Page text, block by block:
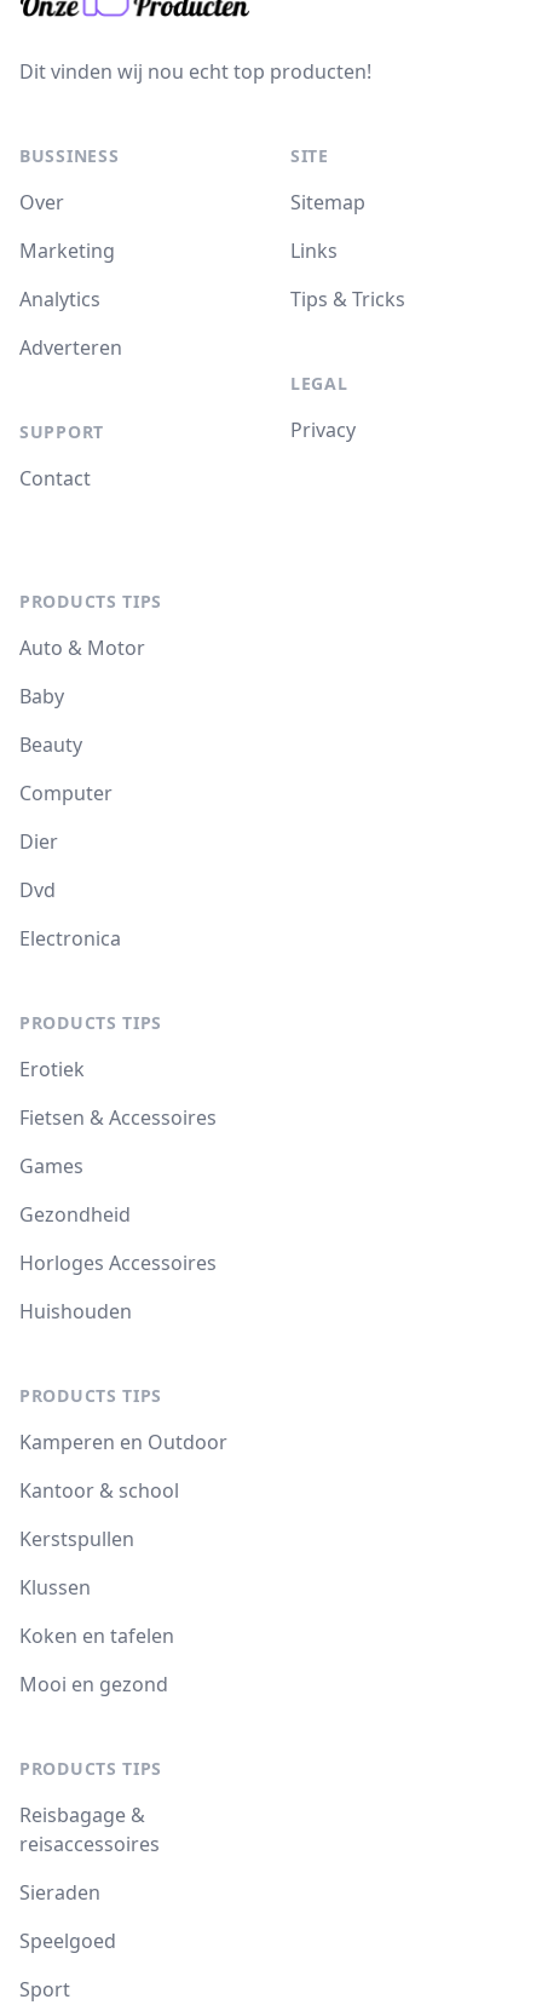
Dit vinden wij nou echt top producten!
BUSSINESS
Over
Marketing
Analytics
Adverteren
SUPPORT
Contact
SITE
Sitemap
Links
Tips & Tricks
LEGAL
Privacy
PRODUCTS TIPS
Auto & Motor
Baby
Beauty
Computer
Dier
Dvd
Electronica
PRODUCTS TIPS
Erotiek
Fietsen & Accessoires
Games
Gezondheid
Horloges Accessoires
Huishouden
PRODUCTS TIPS
Kamperen en Outdoor
Kantoor & school
Kerstspullen
Klussen
Koken en tafelen
Mooi en gezond
PRODUCTS TIPS
Reisbagage &
reisaccessoires
Sieraden
Speelgoed
Sport